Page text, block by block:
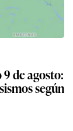
de agosto:
según